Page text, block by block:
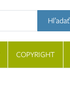
Hľadať
COPYRIGHT